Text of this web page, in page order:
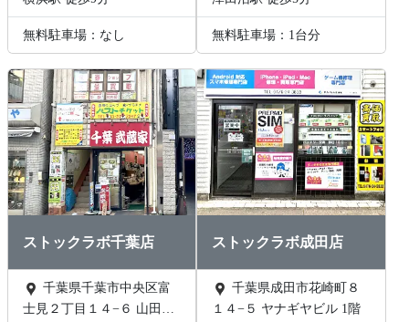
無料駐車場：なし 無料駐車場：1台分
ストックラボ千葉店
士見２丁目１４−６ 山田ビ
ストックラボ成田店
千葉県成田市花崎町８
１４−５ ヤナギヤビル 1階